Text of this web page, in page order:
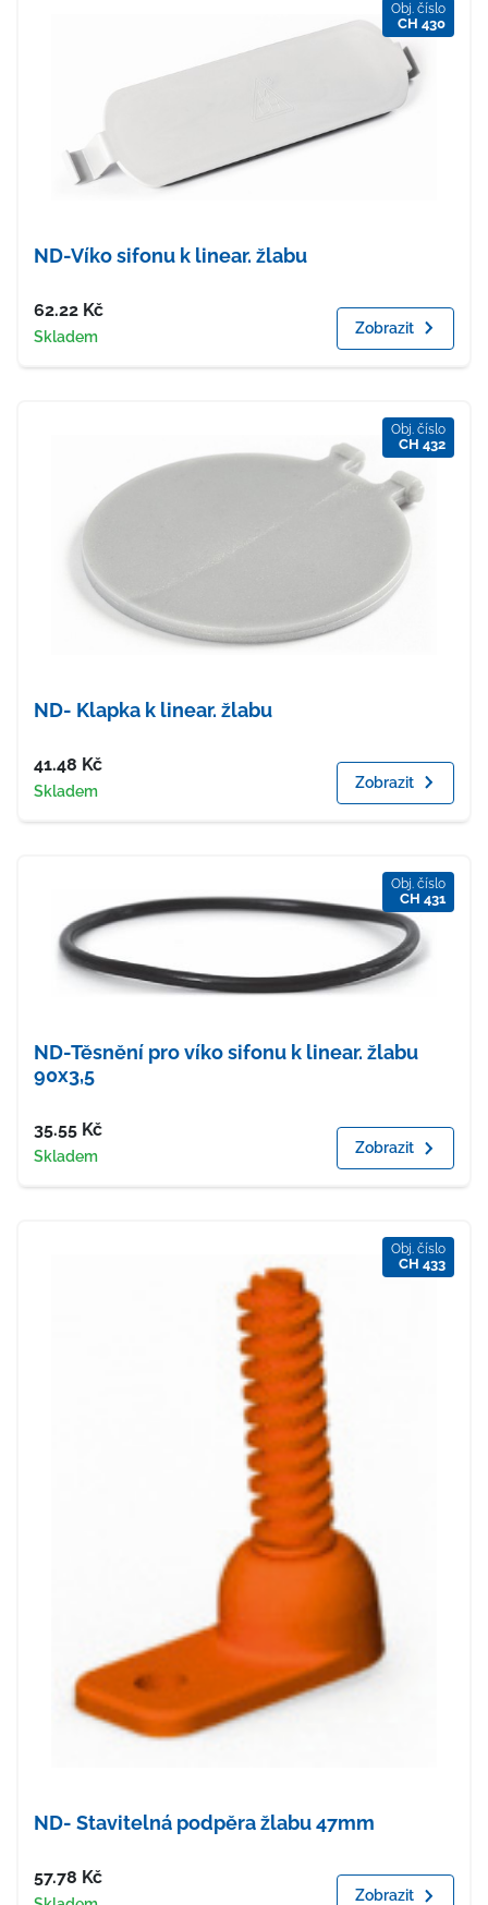
Obj. číslo
CH 430
ND-Víko sifonu k linear. žlabu
Cena
62.22 Kč
Dostupnost
Skladem Zobrazit
Obj. číslo
CH 432
ND- Klapka k linear. žlabu
Cena
41.48 Kč
Dostupnost
Skladem Zobrazit
Obj. číslo
CH 431
ND-Těsnění pro víko sifonu k linear. žlabu
90x3,5
Cena
35.55 Kč
Dostupnost
Skladem Zobrazit
Obj. číslo
CH 433
ND- Stavitelná podpěra žlabu 47mm
Cena
57.78 Kč
Dostupnost Zobrazit